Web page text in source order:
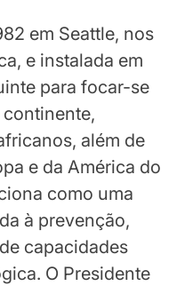
em Seattle, nos
e instalada em
para focar-se
além de
e da América do
como uma
à prevenção,
capacidades
O Presidente